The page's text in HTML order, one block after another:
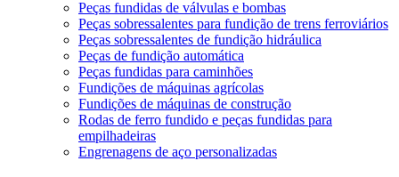
Peças fundidas de válvulas e bombas
Peças sobressalentes para fundição de trens ferroviários
Peças sobressalentes de fundição hidráulica
Peças de fundição automática
Peças fundidas para caminhões
Fundições de máquinas agrícolas
Fundições de máquinas de construção
Rodas de ferro fundido e peças fundidas para
empilhadeiras
Engrenagens de aço personalizadas